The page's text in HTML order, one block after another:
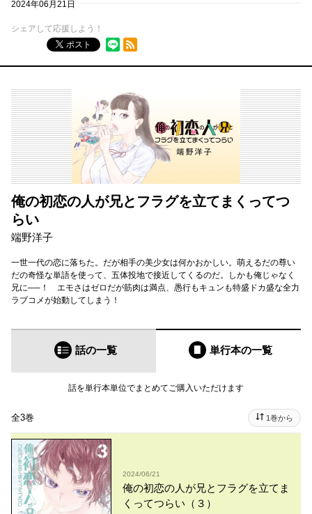
2024年06月21日
シェアして応援しよう！
ポスト
RSSフィード
俺の初恋の人が兄とフラグを立てまくってつ
らい
端野洋子
一世一代の恋に落ちた。だが相手の美少女は何かおかしい。萌えるだの尊い
だの奇怪な単語を使って、五体投地で接近してくるのだ。しかも俺じゃなく
兄に──！ エモさはゼロだが筋肉は満点、愚行もキュンも特盛ドカ盛な全力
ラブコメが始動してしまう！
話の一覧 単行本の一覧
話を単行本単位でまとめてご購入いただけます
全3巻 1巻から
2024/06/21
俺の初恋の人が兄とフラグを立てま
くってつらい（３）